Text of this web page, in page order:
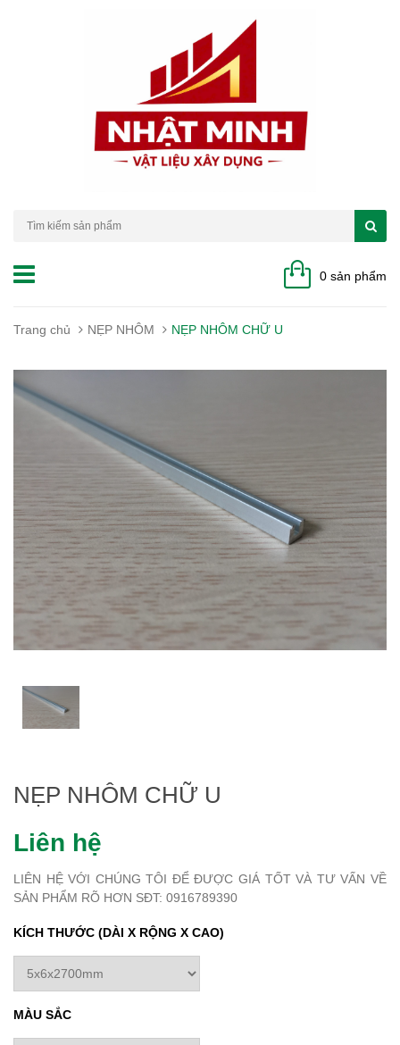
0 sản phẩm
Trang chủ NẸP NHÔM NẸP NHÔM CHỮ U
NẸP NHÔM CHỮ U
Liên hệ
LIÊN HỆ VỚI CHÚNG TÔI ĐỂ ĐƯỢC GIÁ TỐT VÀ TƯ VẤN VỀ
SẢN PHẨM RÕ HƠN SĐT: 0916789390
KÍCH THƯỚC (DÀI X RỘNG X CAO)
MÀU SẮC